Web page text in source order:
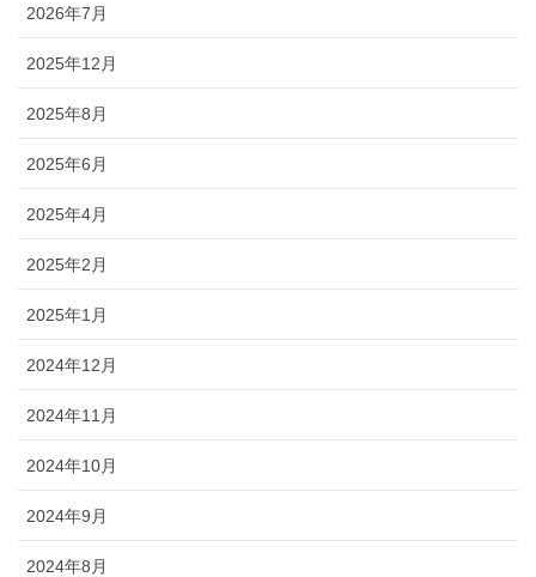
2026年7月
2025年12月
2025年8月
2025年6月
2025年4月
2025年2月
2025年1月
2024年12月
2024年11月
2024年10月
2024年9月
2024年8月